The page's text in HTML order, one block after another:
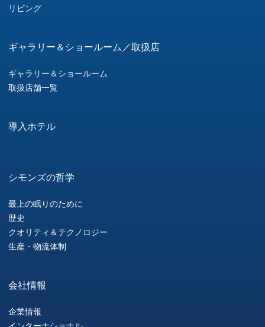
リビング
ギャラリー＆ショールーム／取扱店
ギャラリー＆ショールーム
取扱店舗一覧
導入ホテル
シモンズの哲学
最上の眠りのために
歴史
クオリティ＆テクノロジー
生産・物流体制
会社情報
企業情報